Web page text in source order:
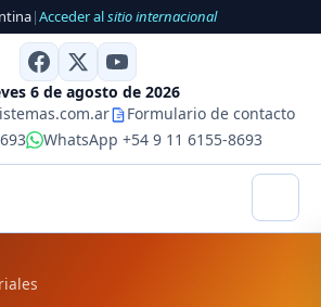
|Acceder alsitio internacional
6 de agosto de 2026
Formulario de contacto
WhatsApp +54 9 11 6155-8693